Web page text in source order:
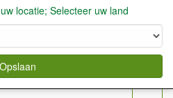
enz.
locatie; Selecteer uw land
Opslaan